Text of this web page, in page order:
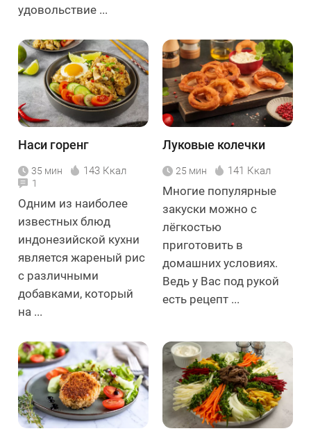
удовольствие ...
Наси горенг
35 мин 143 Ккал
1
Одним из наиболее
известных блюд
индонезийской кухни
является жареный рис
с различными
добавками, который
на ...
Луковые колечки
25 мин 141 Ккал
Многие популярные
закуски можно с
лёгкостью
приготовить в
домашних условиях.
Ведь у Вас под рукой
есть рецепт ...